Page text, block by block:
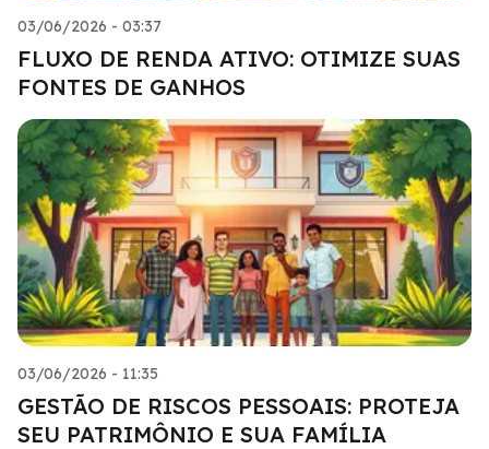
03/06/2026 - 03:37
FLUXO DE RENDA ATIVO: OTIMIZE SUAS
FONTES DE GANHOS
03/06/2026 - 11:35
GESTÃO DE RISCOS PESSOAIS: PROTEJA
SEU PATRIMÔNIO E SUA FAMÍLIA